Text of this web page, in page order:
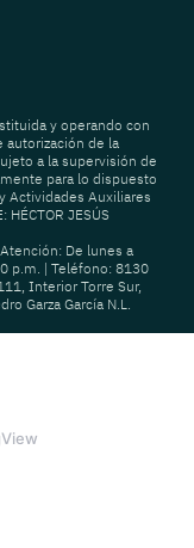
y operando con
autorización de la
a la supervisión de
para lo dispuesto
Actividades Auxiliares
JESÚS
De lunes a
p.m. | Teléfono: 8130
Interior Torre Sur,
Garza García N.L.